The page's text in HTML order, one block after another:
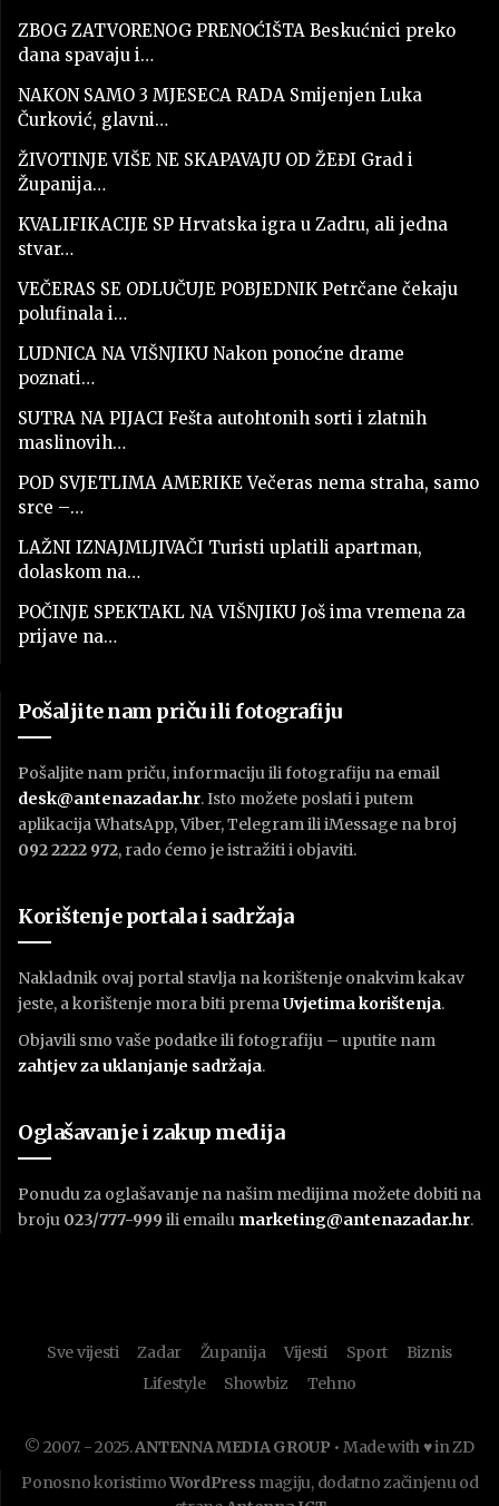
ZBOG ZATVORENOG PRENOĆIŠTA Beskućnici preko
dana spavaju i…
NAKON SAMO 3 MJESECA RADA Smijenjen Luka
Čurković, glavni…
ŽIVOTINJE VIŠE NE SKAPAVAJU OD ŽEĐI Grad i
Županija…
KVALIFIKACIJE SP Hrvatska igra u Zadru, ali jedna
stvar…
VEČERAS SE ODLUČUJE POBJEDNIK Petrčane čekaju
polufinala i…
LUDNICA NA VIŠNJIKU Nakon ponoćne drame
poznati…
SUTRA NA PIJACI Fešta autohtonih sorti i zlatnih
maslinovih…
POD SVJETLIMA AMERIKE Večeras nema straha, samo
srce –…
LAŽNI IZNAJMLJIVAČI Turisti uplatili apartman,
dolaskom na…
POČINJE SPEKTAKL NA VIŠNJIKU Još ima vremena za
prijave na…
Pošaljite nam priču ili fotografiju
Pošaljite nam priču, informaciju ili fotografiju na email
desk@antenazadar.hr. Isto možete poslati i putem
aplikacija WhatsApp, Viber, Telegram ili iMessage na broj
092 2222 972, rado ćemo je istražiti i objaviti.
Korištenje portala i sadržaja
Nakladnik ovaj portal stavlja na korištenje onakvim kakav
jeste, a korištenje mora biti premaUvjetima korištenja.
Objavili smo vaše podatke ili fotografiju – uputite nam
zahtjev za uklanjanje sadržaja.
Oglašavanje i zakup medija
Ponudu za oglašavanje na našim medijima možete dobiti na
broju 023/777-999 ili emailu marketing@antenazadar.hr.
Sve vijesti Zadar Županija Vijesti Sport
Biznis
Lifestyle
Showbiz Tehno
© 2007. - 2025.ANTENNA MEDIA GROUP • Made with ♥ in ZD
Ponosno koristimoWordPress magiju, dodatno začinjenu od